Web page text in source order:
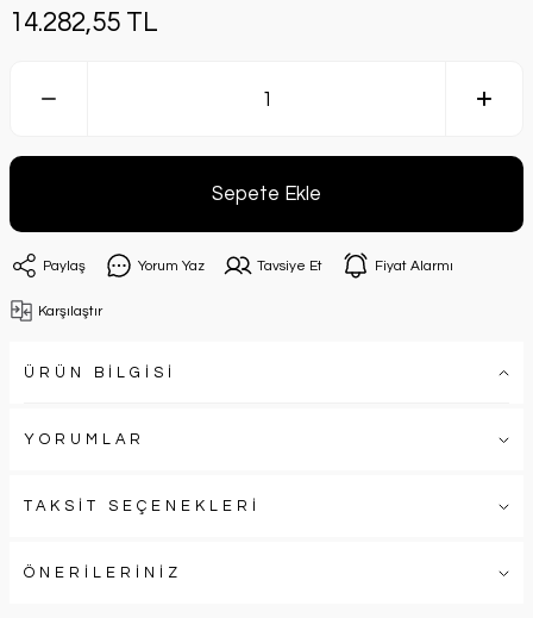
14.282,55 TL
Sepete Ekle
Paylaş Yorum Yaz Tavsiye Et Fiyat Alarmı
Karşılaştır
ÜRÜN BİLGİSİ
YORUMLAR
TAKSİT SEÇENEKLERİ
ÖNERİLERİNİZ